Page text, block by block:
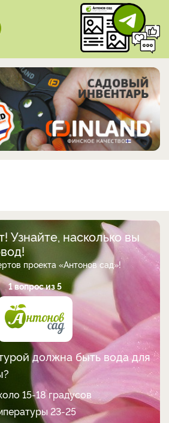
Узнайте, насколько вы
проекта «Антонов сад»!
1 вопрос из 5
должна быть вода для
15-18 градусов
23-25